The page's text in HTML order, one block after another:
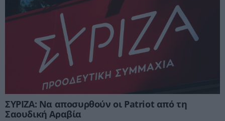
ΣΥΡΙΖΑ: Να αποσυρθούν οι Patriot από τη
Σαουδική Αραβία